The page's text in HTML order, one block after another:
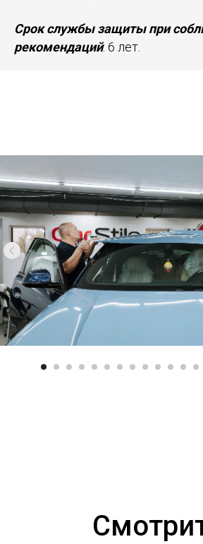
Срок службы защиты при
рекомендаций: 6 лет.